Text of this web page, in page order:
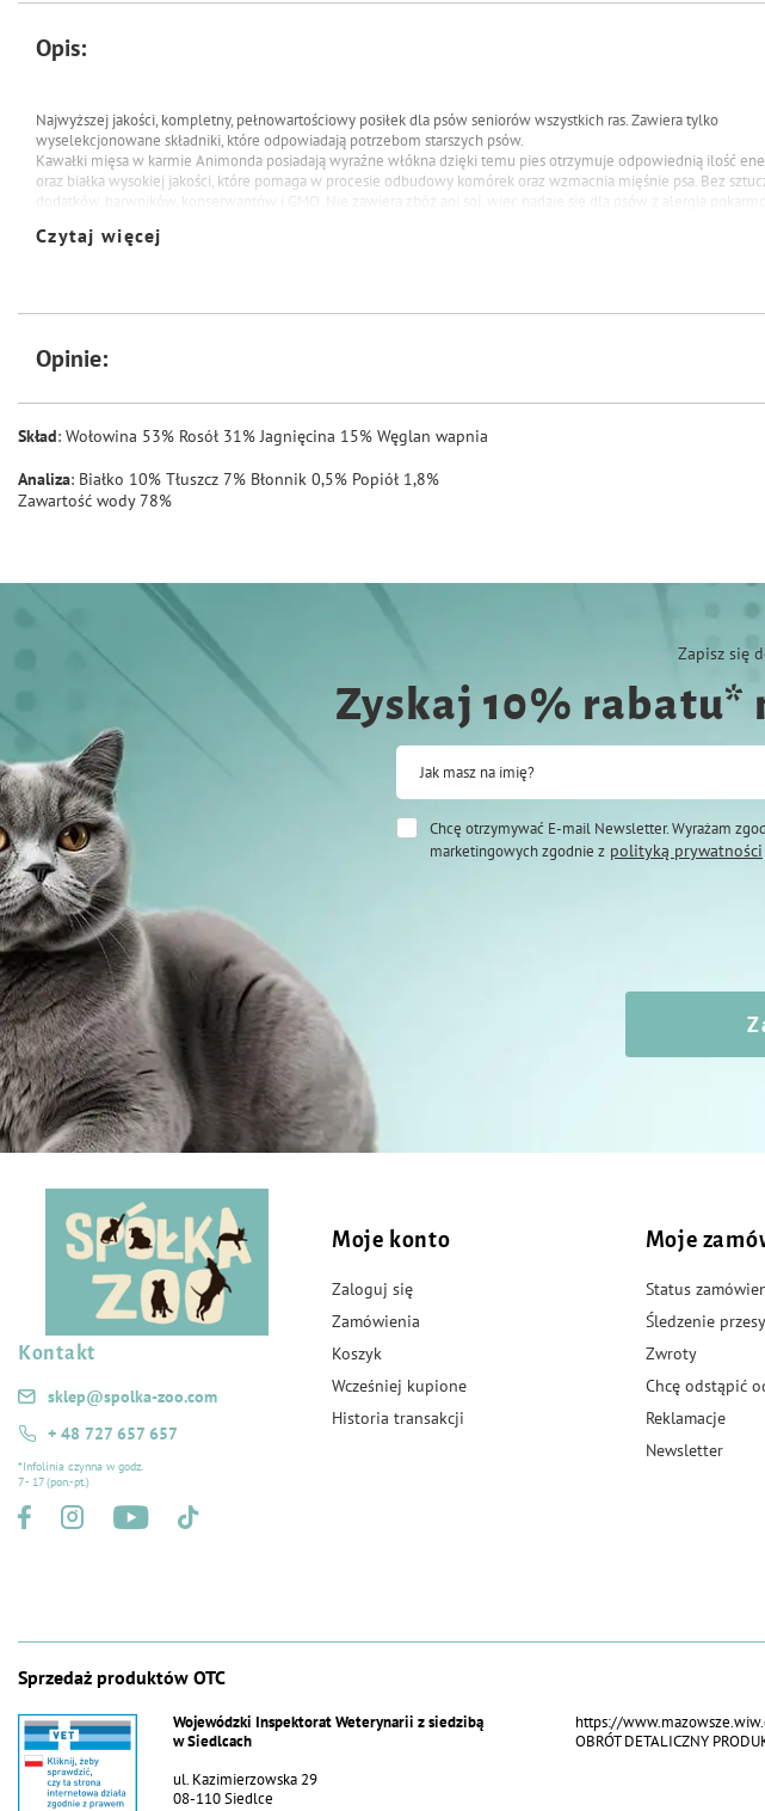
Opis:
Najwyższej jakości, kompletny, pełnowartościowy posiłek dla psów seniorów wszystkich ras.Zawiera tylko
wyselekcjonowane składniki, które odpowiadają potrzebom starszych psów.
Kawałki mięsa w karmie Animonda posiadają wyraźne włókna dzięki temu pies otrzymuje odpowiednią ilość
oraz białka wysokiej jakości, które pomaga w procesie odbudowy komórek oraz wzmacnia mięśnie psa. Bez
dodatków, barwników, konserwantów i GMO.
Nie zawiera zbóż ani soi, więc nadaje się dla psów z alergią
zapewnia ochronę systemu immunologicznego.
Czytaj więcej
Opinie:
Skład: Wołowina 53% Rosół 31% Jagnięcina 15% Węglan wapnia
Analiza: Białko 10% Tłuszcz 7% Błonnik 0,5% Popiół 1,8%
Zawartość wody 78%
Zapisz się
Zyskaj 10% rabatu*
Jak masz na imię?
Chcę otrzymywać E-mail Newsletter. Wyrażam
marketingowych zgodnie z polityką prywatności
Kontakt
sklep@spolka-zoo.com
+ 48 727 657 657
*Infolinia czynna w godz.
7 - 17 (pon.-pt.)
Moje konto
Zaloguj się
Zamówienia
Koszyk
Wcześniej kupione
Historia transakcji
Moje
Status
Śledzenie
Zwroty
Chcę odstąpić
Reklamacje
Newsletter
Sprzedaż produktów OTC
Wojewódzki Inspektorat Weterynarii z siedzibą
w Siedlcach
ul. Kazimierzowska 29
08-110 Siedlce
https://
OBRÓT DETALICZNY